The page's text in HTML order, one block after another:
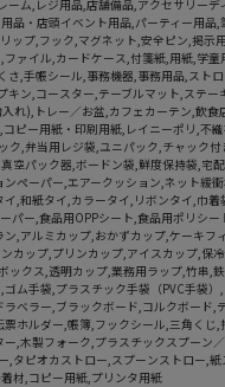
ーム,レジ用品,店舗備品,アクセサリーデ
品・店頭イベント用品,パーティー用品,
ップ,フック,マグネット,安全ピン,掲示
ファイル,カードケース,付箋紙,用紙,学童
さ,手帳シール,事務機器,事務用品,スト
キン,コースター,テーブルマット,ステー
れ),トレー／お盆,カフェカーテン,飲食
ピー用紙・印刷用紙,レイニーポリ,不
ク,弁当用レジ袋,ユニパック,チャック
空パック器,ボードン袋,鮮度保持袋,宅
ペーパー,エアークッション,ネット緩
,和紙タイ,カラータイ,リボンタイ,巾着
パー,食品用OPPシート,食品用ポリシー
,アルミカップ,おかずカップ,ケーキフ
カップ,プリンカップ,アイスカップ,保
ックス,透明カップ,業務用ラップ,竹串,
ム手袋,プラスチック手袋（PVC手袋）
ベラー,ブラックボード,コルクボード,
ホルダー,帳簿,フックシール,三角くじ,
,木製フォーク,プラスチックスプーン
,タピオカストロー,スプーンストロー,紙
材,コピー用紙,プリンタ用紙